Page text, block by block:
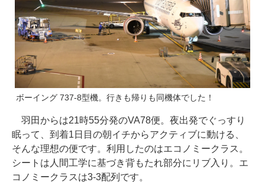
ボーイング 737-8型機。行きも帰りも同機体でした！
羽田からは21時55分発のVA78便。夜出発でぐっすり
眠って、到着1日目の朝イチからアクティブに動ける、
そんな理想の便です。利用したのはエコノミークラス。
シートは人間工学に基づき背もたれ部分にリブ入り。エ
コノミークラスは3-3配列です。